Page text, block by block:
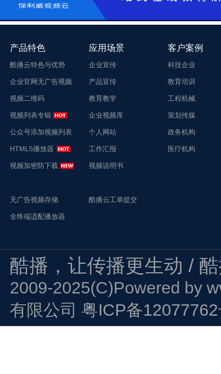
产品特色
酷播云特色与优势
企业官网无广告视频
视频二维码
视频列表专辑
公众号添加视频列表
HTML5播放器
视频加密防下载
无广告视频存储
全终端适配播放器
应用场景
企业宣传
产品宣传
教育教学
企业视频库
个人网站
工作汇报
视频说明书
酷播云工单提交
客户案例
科技企业
教育培训
工程机械
策划传媒
政务机构
医疗机构
酷播，让传播更生动 /
2009-2025(C)Powered by
有限公司 粤ICP备